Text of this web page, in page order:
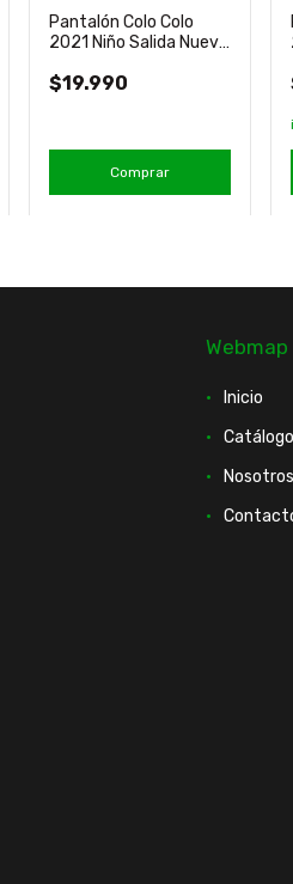
Pantalón Colo Colo
2021 Niño Salida Nuevo
$19.990
Comprar
Webmap
Inicio
Catálogo
Nosotros